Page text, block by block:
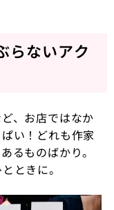
らないアク
、お店ではなか
い！どれも作家
るものばかり。
ときに。